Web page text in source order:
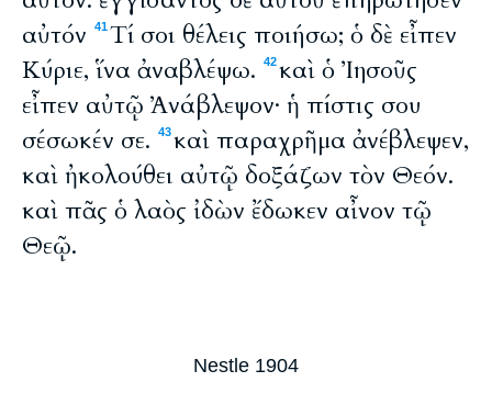
αὐτόν
41Τί σοι θέλεις ποιήσω; ὁ δὲ εἶπεν
Κύριε, ἵνα ἀναβλέψω.
42καὶ ὁ Ἰησοῦς
εἶπεν αὐτῷ Ἀνάβλεψον· ἡ πίστις σου
σέσωκέν σε.
43καὶ παραχρῆμα ἀνέβλεψεν,
καὶ ἠκολούθει αὐτῷ δοξάζων τὸν Θεόν.
καὶ πᾶς ὁ λαὸς ἰδὼν ἔδωκεν αἶνον τῷ
Θεῷ.
Nestle 1904